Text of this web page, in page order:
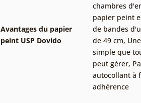
Avantages du papier
peint USP Dovido
chambres
papier peint
de bandes
de 49 cm,
simple que
peut gérer,
autocollant à
adhérence